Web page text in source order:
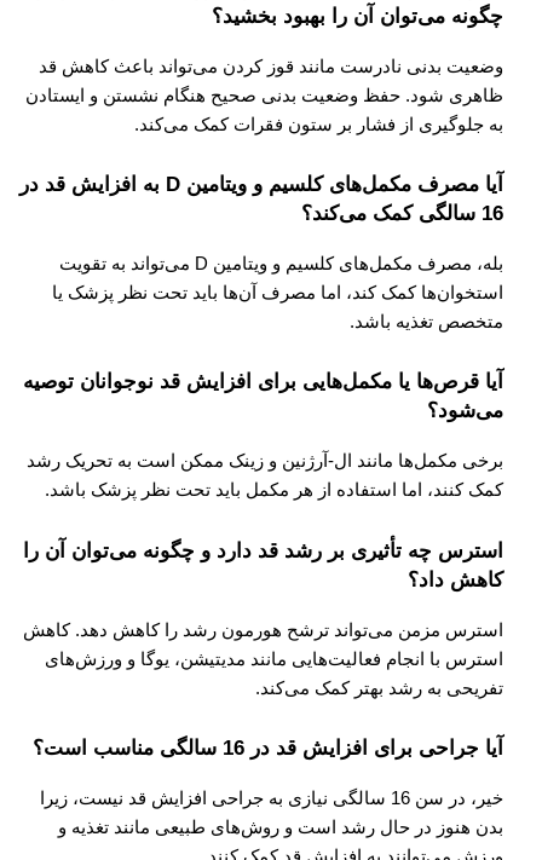
چگونه می‌توان آن را بهبود بخشید؟
وضعیت بدنی نادرست مانند قوز کردن می‌تواند باعث کاهش قد
ظاهری شود. حفظ وضعیت بدنی صحیح هنگام نشستن و ایستادن
به جلوگیری از فشار بر ستون فقرات کمک می‌کند.
آیا مصرف مکمل‌های کلسیم و ویتامین D به افزایش قد در
16 سالگی کمک می‌کند؟
بله، مصرف مکمل‌های کلسیم و ویتامین D می‌تواند به تقویت
استخوان‌ها کمک کند، اما مصرف آن‌ها باید تحت نظر پزشک یا
متخصص تغذیه باشد.
آیا قرص‌ها یا مکمل‌هایی برای افزایش قد نوجوانان توصیه
می‌شود؟
برخی مکمل‌ها مانند ال-آرژنین و زینک ممکن است به تحریک رشد
کمک کنند، اما استفاده از هر مکمل باید تحت نظر پزشک باشد.
استرس چه تأثیری بر رشد قد دارد و چگونه می‌توان آن را
کاهش داد؟
استرس مزمن می‌تواند ترشح هورمون رشد را کاهش دهد. کاهش
استرس با انجام فعالیت‌هایی مانند مدیتیشن، یوگا و ورزش‌های
تفریحی به رشد بهتر کمک می‌کند.
آیا جراحی برای افزایش قد در 16 سالگی مناسب است؟
خیر، در سن 16 سالگی نیازی به جراحی افزایش قد نیست، زیرا
بدن هنوز در حال رشد است و روش‌های طبیعی مانند تغذیه و